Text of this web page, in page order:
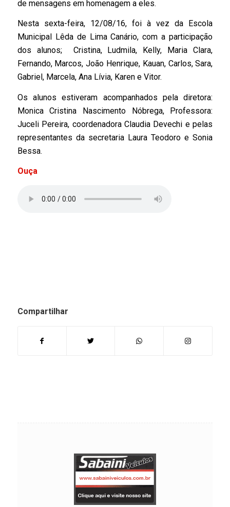
de mensagens em homenagem a eles.
Nesta sexta-feira, 12/08/16, foi à vez da Escola
Municipal Lêda de Lima Canário, com a participação
dos alunos; Cristina, Ludmila, Kelly, Maria Clara,
Fernando, Marcos, João Henrique, Kauan, Carlos, Sara,
Gabriel, Marcela, Ana Lívia, Karen e Vitor.
Os alunos estiveram acompanhados pela diretora:
Monica Cristina Nascimento Nóbrega, Professora:
Juceli Pereira, coordenadora Claudia Devechi e pelas
representantes da secretaria Laura Teodoro e Sonia
Bessa.
Ouça
Compartilhar